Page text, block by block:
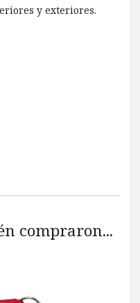
y exteriores.
compraron...